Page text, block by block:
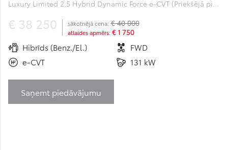
Luxury Limited 2.5 Hybrid Dynamic Force e-CVT (Priekšējā piedziņa) (131 kW)
€ 38 250 sākotnējā cena: € 40 000
atlaides apmērs: € 1 750
Hibrīds (Benz./El.)
FWD
e-CVT
131 kW
Saņemt piedāvājumu